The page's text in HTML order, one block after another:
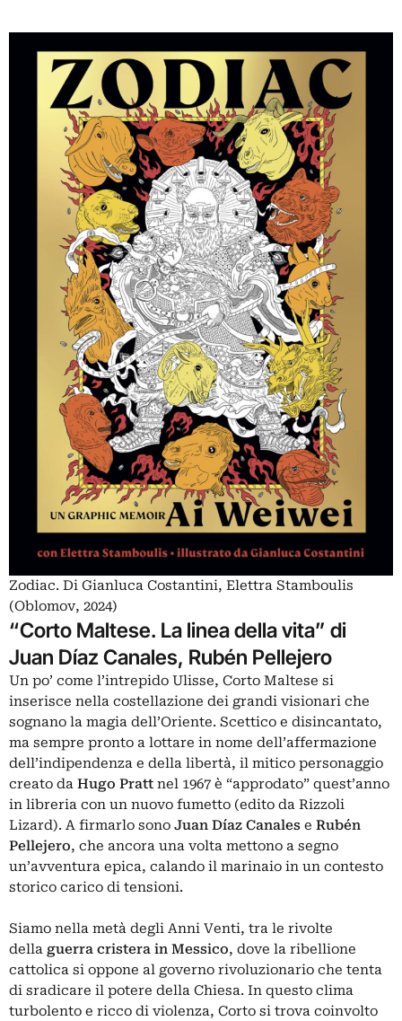
Zodiac. Di Gianluca Costantini, Elettra Stamboulis
(Oblomov, 2024)
“Corto Maltese. La linea della vita” di
Juan Díaz Canales, Rubén Pellejero
Un po’ come l’intrepido Ulisse, Corto Maltese si
inserisce nella costellazione dei grandi visionari che
sognano la magia dell’Oriente. Scettico e disincantato,
ma sempre pronto a lottare in nome dell’affermazione
dell’indipendenza e della libertà, il mitico personaggio
creato da Hugo Pratt nel 1967 è “approdato” quest’anno
in libreria con un nuovo fumetto (edito da Rizzoli
Lizard). A firmarlo sono Juan Díaz Canales e Rubén
Pellejero, che ancora una volta mettono a segno
un’avventura epica, calando il marinaio in un contesto
storico carico di tensioni.
Siamo nella metà degli Anni Venti, tra le rivolte
della guerra cristera in Messico, dove la ribellione
cattolica si oppone al governo rivoluzionario che tenta
di sradicare il potere della Chiesa. In questo clima
turbolento e ricco di violenza, Corto si trova coinvolto